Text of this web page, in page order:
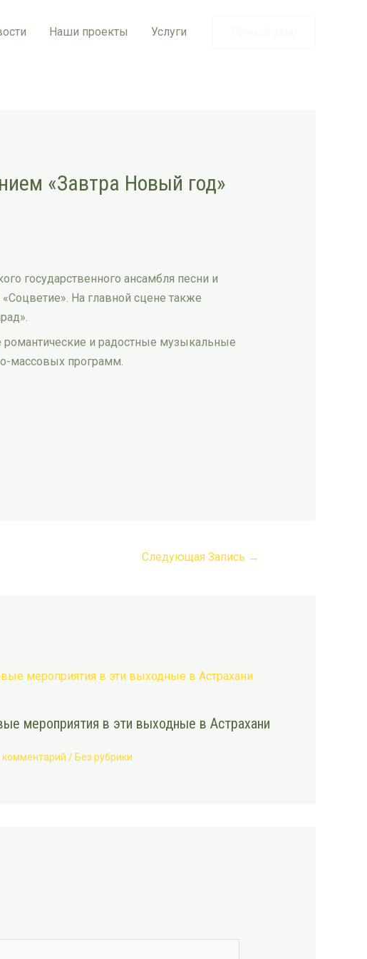
Наши проекты Услуги
«Завтра Новый год»
государственного ансамбля песни и
«Соцветие». На главной сцене также
и радостные музыкальные
массовых программ.
Следующая Запись →
мероприятия в эти выходные в Астрахани
комментарий / Без рубрики